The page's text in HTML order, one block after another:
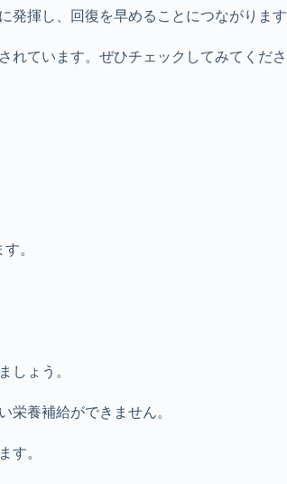
発揮し、回復を早めることにつながりま
れています。ぜひチェックしてみてくだ
。
しょう。
栄養補給ができません。
す。